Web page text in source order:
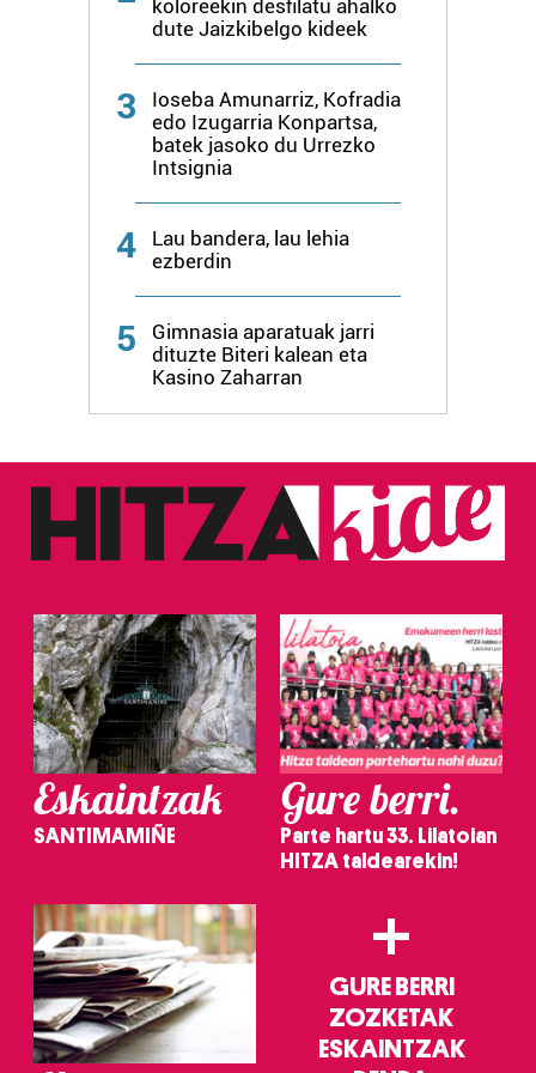
koloreekin desfilatu ahalko
dute Jaizkibelgo kideek
3
Ioseba Amunarriz, Kofradia
edo Izugarria Konpartsa,
batek jasoko du Urrezko
Intsignia
4
Lau bandera, lau lehia
ezberdin
5
Gimnasia aparatuak jarri
dituzte Biteri kalean eta
Kasino Zaharran
Eskaintzak
SANTIMAMIÑE
Gure berri.
Parte hartu 33. Lilatoian
HITZA taldearekin!
+
GURE BERRI
ZOZKETAK
ESKAINTZAK